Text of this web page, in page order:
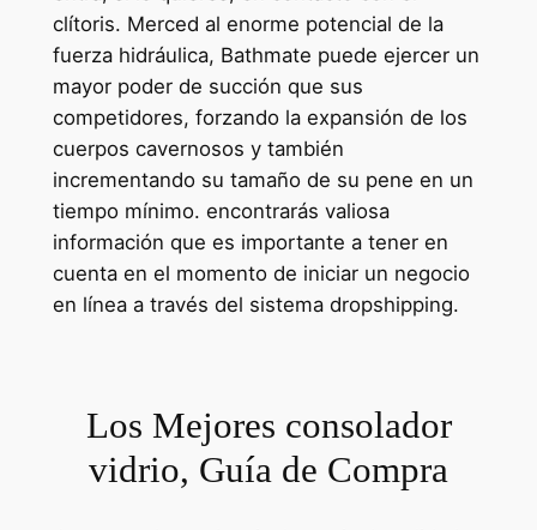
clítoris. Merced al enorme potencial de la
fuerza hidráulica, Bathmate puede ejercer un
mayor poder de succión que sus
competidores, forzando la expansión de los
cuerpos cavernosos y también
incrementando su tamaño de su pene en un
tiempo mínimo. encontrarás valiosa
información que es importante a tener en
cuenta en el momento de iniciar un negocio
en línea a través del sistema dropshipping.
Los Mejores consolador
vidrio, Guía de Compra